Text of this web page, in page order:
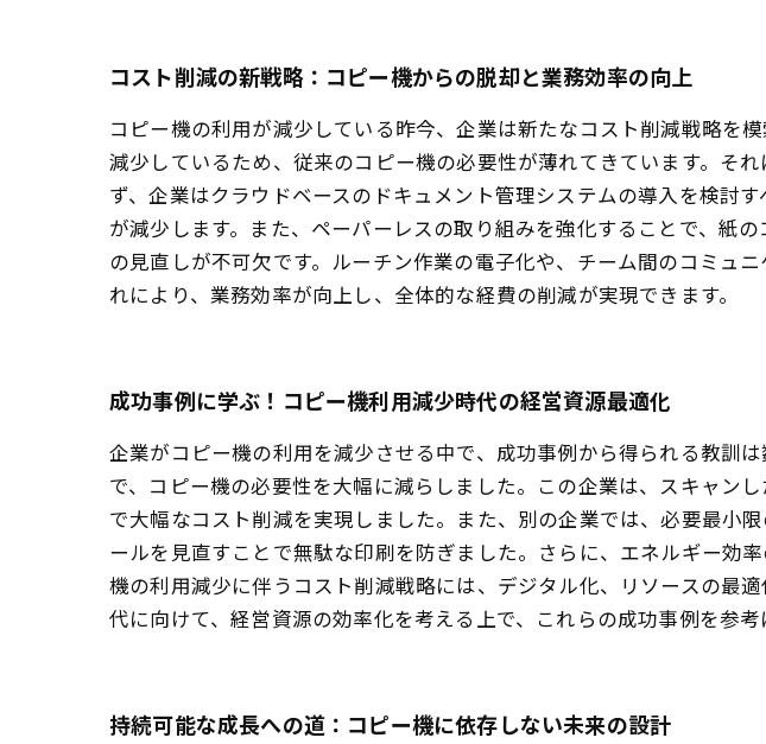
コスト削減の新戦略：コピー機からの脱却と業務効率の向上
コピー機の利用が減少している昨今、企業は新たなコスト削減戦略を
減少しているため、従来のコピー機の必要性が薄れてきています。そ
ず、企業はクラウドベースのドキュメント管理システムの導入を検討
が減少します。また、ペーパーレスの取り組みを強化することで、紙
の見直しが不可欠です。ルーチン作業の電子化や、チーム間のコミュ
れにより、業務効率が向上し、全体的な経費の削減が実現できます。
成功事例に学ぶ！コピー機利用減少時代の経営資源最適化
企業がコピー機の利用を減少させる中で、成功事例から得られる教訓
で、コピー機の必要性を大幅に減らしました。この企業は、スキャン
で大幅なコスト削減を実現しました。また、別の企業では、必要最小
ールを見直すことで無駄な印刷を防ぎました。さらに、エネルギー効
機の利用減少に伴うコスト削減戦略には、デジタル化、リソースの最
代に向けて、経営資源の効率化を考える上で、これらの成功事例を参考
持続可能な成長への道：コピー機に依存しない未来の設計